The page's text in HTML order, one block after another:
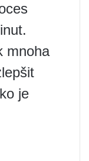
mnoha
je